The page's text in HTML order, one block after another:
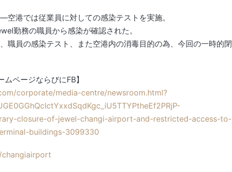
空港では従業員に対しての感染テストを実施。
勤務の職員から感染が確認された。
職員の感染テスト、また空港内の消毒目的の為、今回の一時的閉
ページならびにFB】
corporate/media-centre/newsroom.html?
closure-of-jewel-changi-airport-and-restricted-access-to-
buildings-3099330